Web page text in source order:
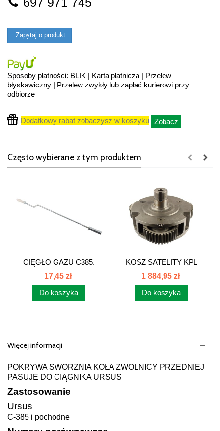
Zapytaj o produkt
Sposoby płatności: BLIK | Karta płatnicza | Przelew
błyskawiczny | Przelew zwykły lub zapłać kurierowi przy
odbiorze
Dodatkowy rabat zobaczysz w koszyku Zobacz
Często wybierane z tym produktem
CIĘGŁO GAZU C385.
80295999
17,45 zł
Do koszyka
KOSZ SATELITY KPL
Korurs...
1 884,95 zł
Do koszyka
Więcej informacji
POKRYWA SWORZNIA KOŁA ZWOLNICY PRZEDNIEJ
PASUJE DO CIĄGNIKA URSUS
Zastosowanie
Ursus
C-385 i pochodne